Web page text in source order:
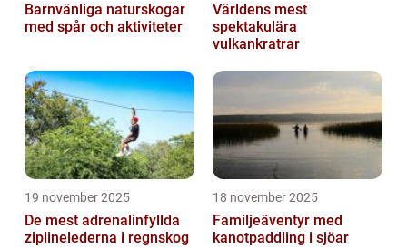
Barnvänliga naturskogar
med spår och aktiviteter
Världens mest
spektakulära
vulkankratrar
19 november 2025
De mest adrenalinfyllda
ziplinelederna i regnskog
18 november 2025
Familjeäventyr med
kanotpaddling i sjöar